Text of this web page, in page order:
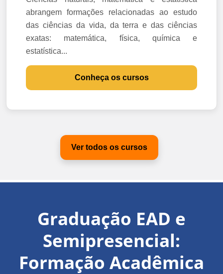
abrangem formações relacionadas ao estudo
das ciências da vida, da terra e das ciências
exatas: matemática, física, química e
estatística...
Conheça os cursos
Ver todos os cursos
Graduação EAD e
Semipresencial:
Formação Acadêmica